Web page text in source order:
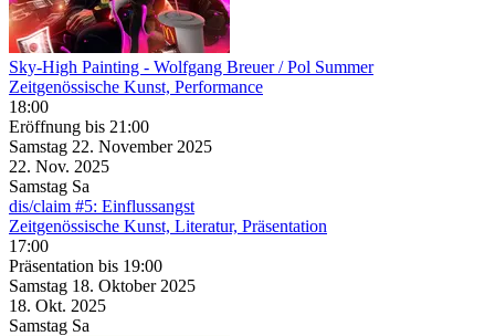
Sky-High Painting - Wolfgang Breuer / Pol Summer
Zeitgenössische Kunst, Performance
18:00
Eröffnung bis 21:00
Samstag 22. November 2025
22. Nov. 2025
Samstag Sa
dis/claim #5: Einflussangst
Zeitgenössische Kunst, Literatur, Präsentation
17:00
Präsentation bis 19:00
Samstag 18. Oktober 2025
18. Okt. 2025
Samstag Sa